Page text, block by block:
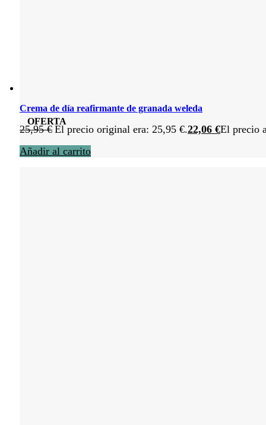
OFERTA
Crema de día reafirmante de granada weleda
25,95€ El precio original era: 25,95 €.22,06 €El precio
Añadir al carrito